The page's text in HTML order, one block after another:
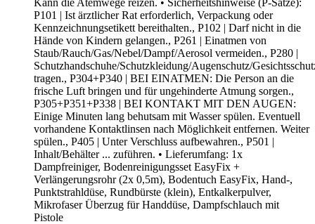
P101 | Ist ärztlicher Rat erforderlich, Verpackung oder
Kennzeichnungsetikett bereithalten., P102 | Darf nicht in die
Hände von Kindern gelangen., P261 | Einatmen von
Staub/Rauch/Gas/Nebel/Dampf/Aerosol vermeiden., P280 |
Schutzhandschuhe/Schutzkleidung/Augenschutz/
tragen., P304+P340 | BEI EINATMEN: Die Person an die
frische Luft bringen und für ungehinderte Atmung sorgen.,
P305+P351+P338 | BEI KONTAKT MIT DEN AUGEN:
Einige Minuten lang behutsam mit Wasser spülen. Eventuell
vorhandene Kontaktlinsen nach Möglichkeit entfernen. Weiter
spülen., P405 | Unter Verschluss aufbewahren., P501 |
Inhalt/Behälter ... zuführen. • Lieferumfang: 1x
Dampfreiniger, Bodenreinigungsset EasyFix +
Verlängerungsrohr (2x 0,5m), Bodentuch EasyFix, Hand-,
Punktstrahldüse, Rundbürste (klein), Entkalkerpulver,
Mikrofaser Überzug für Handdüse, Dampfschlauch mit
Pistole